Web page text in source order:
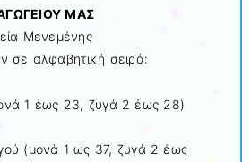
ΜΑΣ
Μενεμένης
σε αλφαβητική σειρά:
1 έως 23, ζυγά 2 έως 28)
(μονά 1 ως 37, ζυγά 2 έως